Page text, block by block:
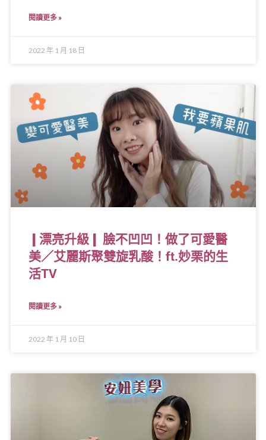
閱讀更多 »
2022 年 1 月 18 日
❙漂亮升級❙ 臉不凹凹！做了可愛醫
美／艾麗斯聚雙旋乳酸！ft.妙栗的生
活TV
閱讀更多 »
2022 年 1 月 10 日